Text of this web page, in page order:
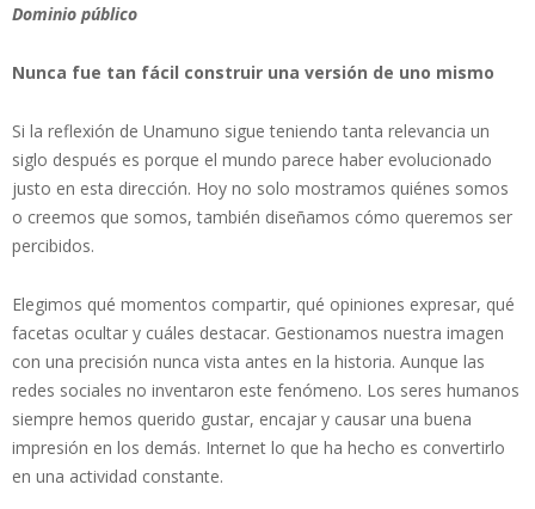
Dominio público
Nunca fue tan fácil construir una versión de uno mismo
Si la reflexión de Unamuno sigue teniendo tanta relevancia un
siglo después es porque el mundo parece haber evolucionado
justo en esta dirección. Hoy no solo mostramos quiénes somos
o creemos que somos, también diseñamos cómo queremos ser
percibidos.
Elegimos qué momentos compartir, qué opiniones expresar, qué
facetas ocultar y cuáles destacar. Gestionamos nuestra imagen
con una precisión nunca vista antes en la historia. Aunque las
redes sociales no inventaron este fenómeno. Los seres humanos
siempre hemos querido gustar, encajar y causar una buena
impresión en los demás. Internet lo que ha hecho es convertirlo
en una actividad constante.